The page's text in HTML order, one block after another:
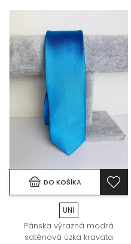
DO KOŠÍKA
UNI
Pánska výrazná modrá
saténová úzka kravata